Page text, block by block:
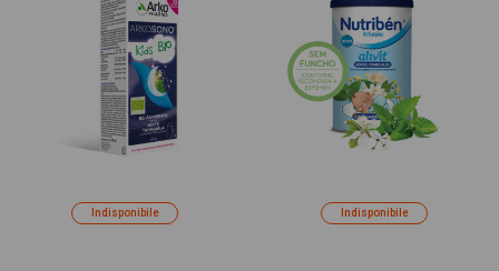
Indisponibile Indisponibile